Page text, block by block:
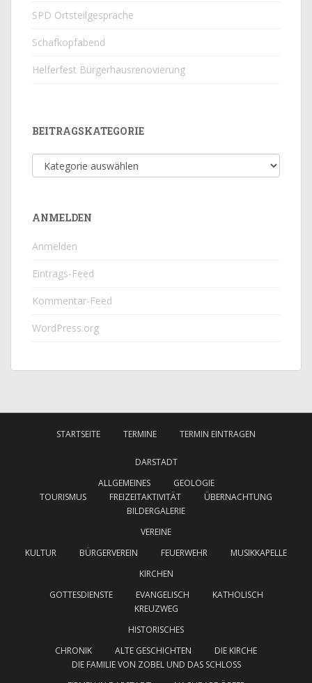
SPD Ortsteilgespräche
Schafkopfabend
Helferfest Bürgerhausrenovierung
BEITRAGSKATEGORIE
Beitragskategorie
ANMELDEN
Anmelden
Eintrags-Feed
Kommentar-Feed
WordPress.org
STARTSEITE TERMINE TERMIN EINTRAGEN
DARSTADT
ALLGEMEINES
GEOLOGIE
TOURISMUS
FREIZEITAKTIVITÄT
ÜBERNACHTUNG
BILDERGALERIE
VEREINE
KULTUR
BÜRGERVEREIN FEUERWEHR
MUSIKKAPELLE
KIRCHEN
GOTTESDIENSTE
EVANGELISCH
KATHOLISCH
KREUZWEG
HISTORISCHES
CHRONIK
ALTE GESCHICHTEN
DIE KIRCHE
DIE FAMILIE VON ZOBEL UND DAS SCHLOSS